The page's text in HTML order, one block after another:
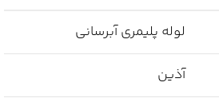
لوله پلیمری آبرسانی
آذین